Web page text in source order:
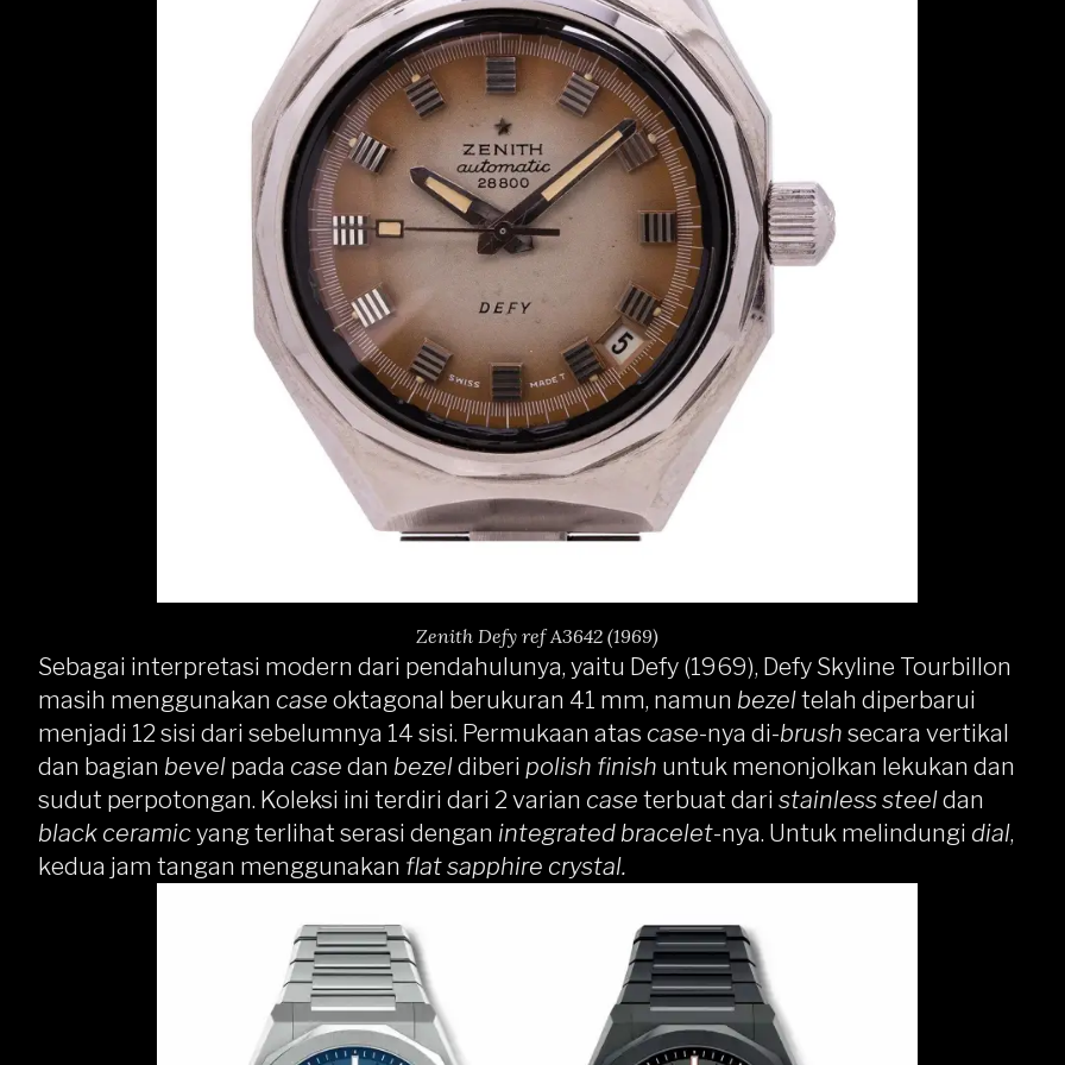
Zenith Defy ref A3642 (1969)
Sebagai interpretasi modern dari pendahulunya, yaitu Defy (1969), Defy Skyline Tourbillon
masih menggunakan case oktagonal berukuran 41 mm, namun bezeltelah diperbarui
menjadi 12 sisi dari sebelumnya 14 sisi. Permukaan atas case-nya di-brush secara vertikal
dan bagian bevel pada case dan bezeldiberi polish finish untuk menonjolkan lekukan dan
sudut perpotongan. Koleksi ini terdiri dari 2 varian case terbuat dari stainless steeldan
black ceramicyang terlihat serasi dengan integrated bracelet-nya. Untuk melindungi dial,
kedua jam tangan menggunakan flat sapphire crystal.